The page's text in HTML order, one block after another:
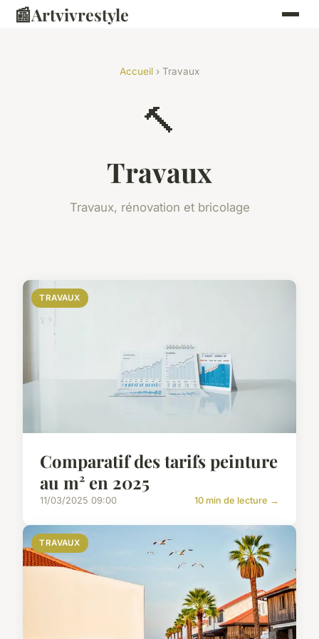
📰Artvivrestyle
Accueil › Travaux
🔨
Travaux
Travaux, rénovation et bricolage
TRAVAUX
Comparatif des tarifs peinture
au m² en 2025
11/03/2025 09:00 10 min de lecture →
TRAVAUX